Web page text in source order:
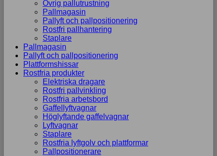
Övrig pallutrustning
Pallmagasin
Pallyft och pallpositionering
Rostfri pallhantering
Staplare
Pallmagasin
Pallyft och pallpositionering
Plattformshissar
Rostfria produkter
Elektriska dragare
Rostfri pallvinkling
Rostfria arbetsbord
Gaffellyftvagnar
Höglyftande gaffelvagnar
Lyftvagnar
Staplare
Rostfria lyftgolv och plattformar
Pallpositionerare